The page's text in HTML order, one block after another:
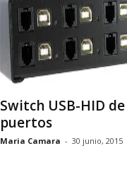
Switch USB-HID
puertos
Maria Camara - 30 junio, 2015